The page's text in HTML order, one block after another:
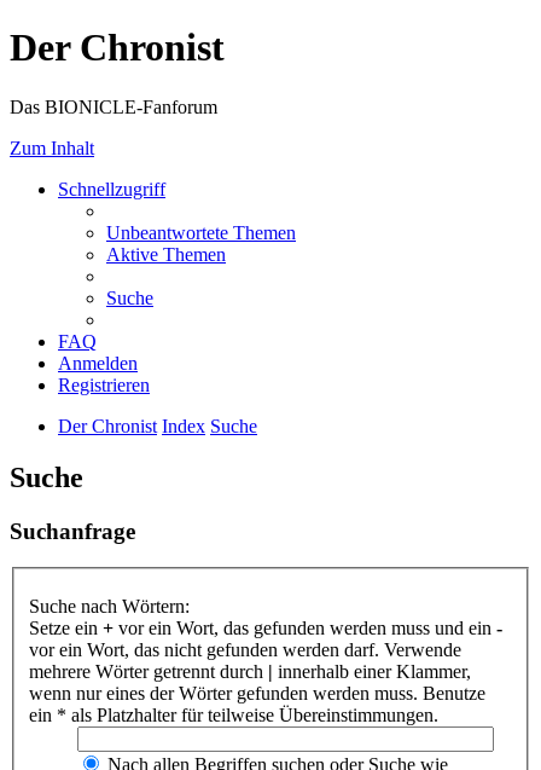
Der Chronist
Das BIONICLE-Fanforum
Zum Inhalt
Schnellzugriff
Unbeantwortete Themen
Aktive Themen
Suche
FAQ
Anmelden
Registrieren
Der Chronist Index Suche
Suche
Suchanfrage
Suche nach Wörtern:
Setze ein + vor ein Wort, das gefunden werden muss und ein -
vor ein Wort, das nicht gefunden werden darf. Verwende
mehrere Wörter getrennt durch | innerhalb einer Klammer,
wenn nur eines der Wörter gefunden werden muss. Benutze
ein * als Platzhalter für teilweise Übereinstimmungen.
Nach allen Begriffen suchen oder Suche wie